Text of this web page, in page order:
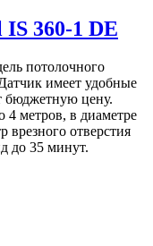
360-1 DE
потолочного
имеет удобные
бюджетную цену.
4 метров, в диаметре
врезного отверстия
до 35 минут.